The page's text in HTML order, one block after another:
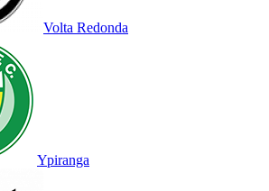
Volta Redonda
Ypiranga